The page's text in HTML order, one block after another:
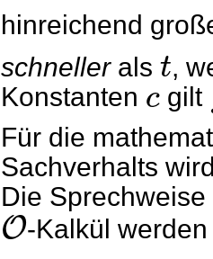
hinreichend
schnelleralst,
Konstanten c gilt
Für die
Sachverhalts
Die
O-Kalkül